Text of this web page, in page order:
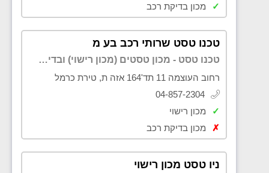
✓
מכון בדיקת רכב
טכנו טסט שרותי רכב בע מ
טכנו טסט - מכון טסטים (מכון רישוי) ובדיקת רכב לפני קניה טירת כרמל
רחוב העוצמה 11 תד'164 אזה ת, טירת כרמל
04-857-2304
✓
מכון רישוי
✗
מכון בדיקת רכב
ניו טסט מכון רישוי